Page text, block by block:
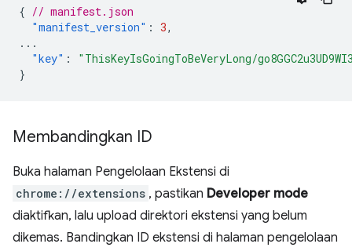
{ // manifest.json
"manifest_version" : 3,
...
"key" :
"ThisKeyIsGoingToBeVeryLong/
}
Membandingkan ID
Buka halaman Pengelolaan Ekstensi di
chrome://extensions , pastikan Developer mode
diaktifkan, lalu upload direktori ekstensi yang belum
dikemas. Bandingkan ID ekstensi di halaman pengelolaan